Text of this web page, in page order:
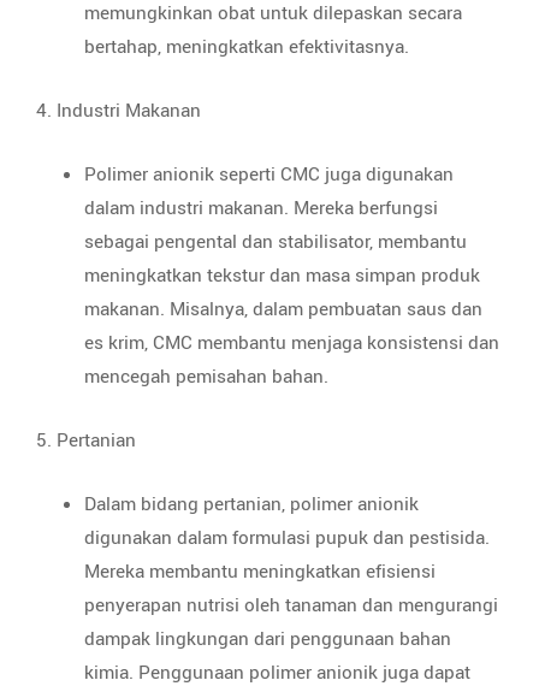
memungkinkan obat untuk dilepaskan secara
bertahap, meningkatkan efektivitasnya.
4. Industri Makanan
Polimer anionik seperti CMC juga digunakan
dalam industri makanan. Mereka berfungsi
sebagai pengental dan stabilisator, membantu
meningkatkan tekstur dan masa simpan produk
makanan. Misalnya, dalam pembuatan saus dan
es krim, CMC membantu menjaga konsistensi dan
mencegah pemisahan bahan.
5. Pertanian
Dalam bidang pertanian, polimer anionik
digunakan dalam formulasi pupuk dan pestisida.
Mereka membantu meningkatkan efisiensi
penyerapan nutrisi oleh tanaman dan mengurangi
dampak lingkungan dari penggunaan bahan
kimia. Penggunaan polimer anionik juga dapat